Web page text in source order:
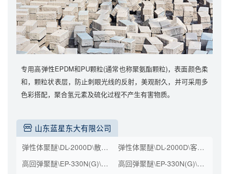
专用高弹性EPDM和PU颗粒(通常也称聚氨酯颗粒)，表面颜色柔
和，颗粒状表层，防止刺眼光线的反射，美观耐久，并可采用多
色彩搭配，聚合氢元素及硫化过程不产生有害物质。
山东蓝星东大有限公司
弹性体聚醚\DL-2000D\散装\工业级
弹性体聚醚\DL-2000D\客户桶\桶装(kg)\200\工业级
高回弹聚醚\EP-330N(G)\散装\工业级
高回弹聚醚\EP-330N(G)\桶装(kg)\200\工业级